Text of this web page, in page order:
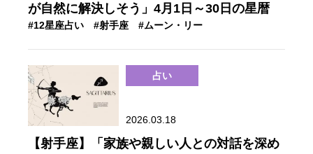
が自然に解決しそう」4月1日～30日の星暦
#12星座占い #射手座 #ムーン・リー
占い
2026.03.18
【射手座】「家族や親しい人との対話を深め